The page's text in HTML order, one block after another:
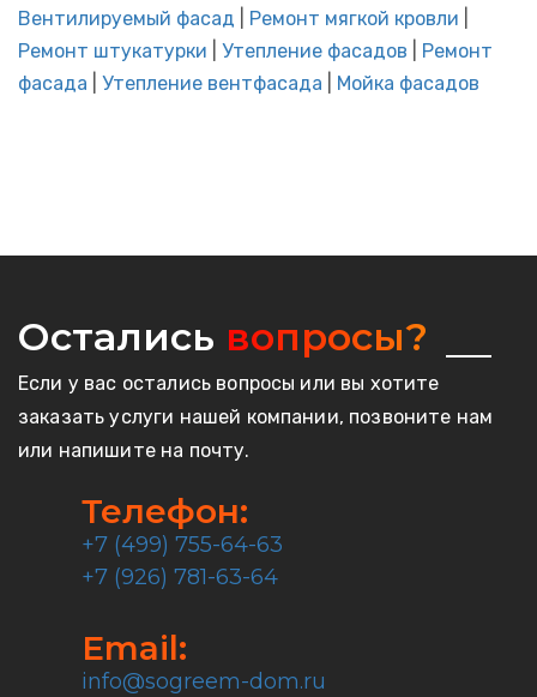
Вентилируемый фасад
Ремонт мягкой кровли
Ремонт штукатурки
Утепление фасадов
Ремонт
фасада
Утепление вентфасада Мойка фасадов
Остались вопросы?
Если у вас остались вопросы или вы хотите
заказать услуги нашей компании, позвоните нам
или напишите на почту.
Телефон:
+7 (499) 755-64-63
+7 (926) 781-63-64
Email:
info@sogreem-dom.ru